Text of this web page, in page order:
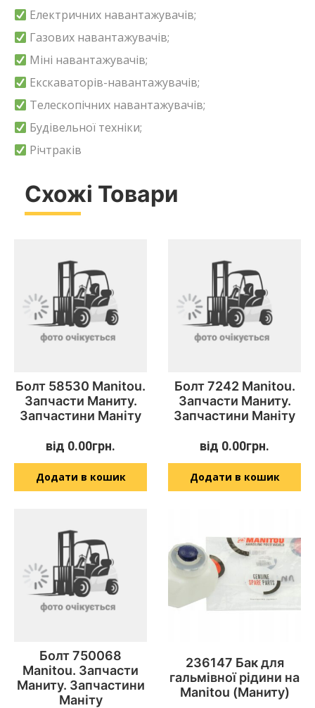
Електричних навантажувачів;
Газових навантажувачів;
Міні навантажувачів;
Екскаваторів-навантажувачів;
Телескопічних навантажувачів;
Будівельної техніки;
Річтраків
Схожі Товари
Болт 58530 Manitou.
Запчасти Маниту.
Запчастини Маніту
від 0.00грн.
Додати в кошик
Болт 7242 Manitou.
Запчасти Маниту.
Запчастини Маніту
від 0.00грн.
Додати в кошик
Болт 750068
Manitou. Запчасти
Маниту. Запчастини
Маніту
236147 Бак для
гальмівної рідини на
Manitou (Маниту)